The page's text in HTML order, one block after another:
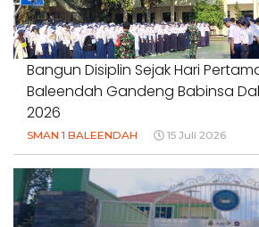
#DUGAANPENCEMARAN
18 Juli 2026
Bangun Disiplin Sejak Hari
Baleendah Gandeng Babinsa
2026
SMAN 1 BALEENDAH 15 Juli 2026